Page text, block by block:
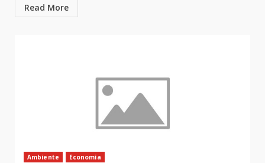
Read More
Ambiente Economia